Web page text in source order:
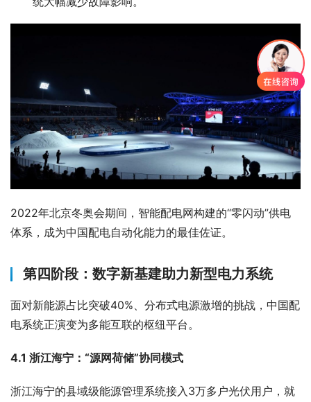
2022年北京冬奥会期间，智能配电网构建的“零闪动”供电
体系，成为中国配电自动化能力的最佳佐证。
第四阶段：数字新基建助力新型电力系统
面对新能源占比突破40%、分布式电源激增的挑战，中国配
电系统正演变为多能互联的枢纽平台。
4.1 浙江海宁：“源网荷储”协同模式
浙江海宁的县域级能源管理系统接入3万多户光伏用户，就